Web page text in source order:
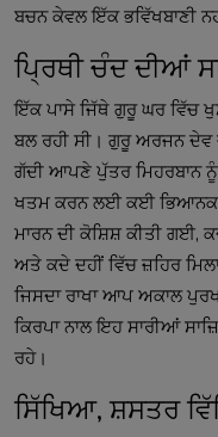
ਬਚਨ ਕੇਵਲ ਇੱਕ ਭਵਿੱਖਬਾਣੀ
ਪ੍ਰਿਥੀ ਚੰਦ ਦੀਆਂ
ਇੱਕ ਪਾਸੇ ਜਿੱਥੇ ਗੁਰੂ ਘਰ ਵਿੱਚ
ਬਲ ਰਹੀ ਸੀ। ਗੁਰੂ ਅਰਜਨ ਦੇਵ
ਗੱਦੀ ਆਪਣੇ ਪੁੱਤਰ ਮਿਹਰਬਾਨ ਨੂੰ
ਖਤਮ ਕਰਨ ਲਈ ਕਈ ਭਿਆਨਕ
ਮਾਰਨ ਦੀ ਕੋਸ਼ਿਸ਼ ਕੀਤੀ ਗਈ,
ਅਤੇ ਕਦੇ ਦਹੀਂ ਵਿੱਚ ਜ਼ਹਿਰ
ਜਿਸਦਾ ਰਾਖਾ ਆਪ ਅਕਾਲ
ਕਿਰਪਾ ਨਾਲ ਇਹ ਸਾਰੀਆਂ
ਰਹੇ।
ਸਿੱਖਿਆ, ਸ਼ਸਤਰ